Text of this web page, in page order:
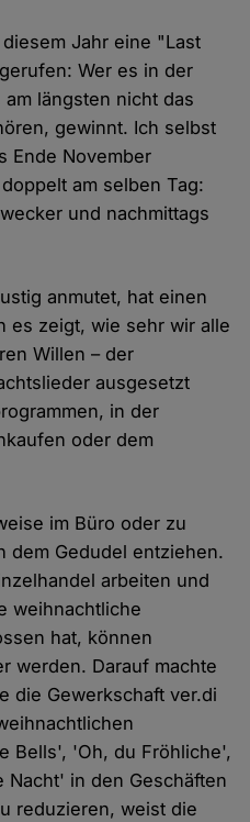
Jahr eine "Last
Wer es in der
längsten nicht das
gewinnt. Ich selbst
Ende November
am selben Tag:
und nachmittags
anmutet, hat einen
es zeigt, wie sehr wir alle
Willen – der
ausgesetzt
in der
oder dem
im Büro oder zu
dem Gedudel entziehen.
arbeiten und
weihnachtliche
hat, können
werden. Darauf machte
die Gewerkschaft ver.di
Bells', 'Oh, du Fröhliche',
in den Geschäften
reduzieren, weist die